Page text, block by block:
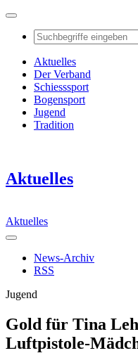
Aktuelles
Der Verband
Schiesssport
Bogensport
Jugend
Tradition
Aktuelles
Aktuelles
News-Archiv
RSS
Jugend
Gold für Tina
Luftpistole-